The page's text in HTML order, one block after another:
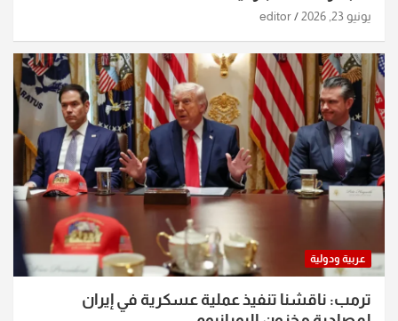
يونيو 23, 2026 editor
عربية ودولية
ترمب: ناقشنا تنفيذ عملية عسكرية في إيران